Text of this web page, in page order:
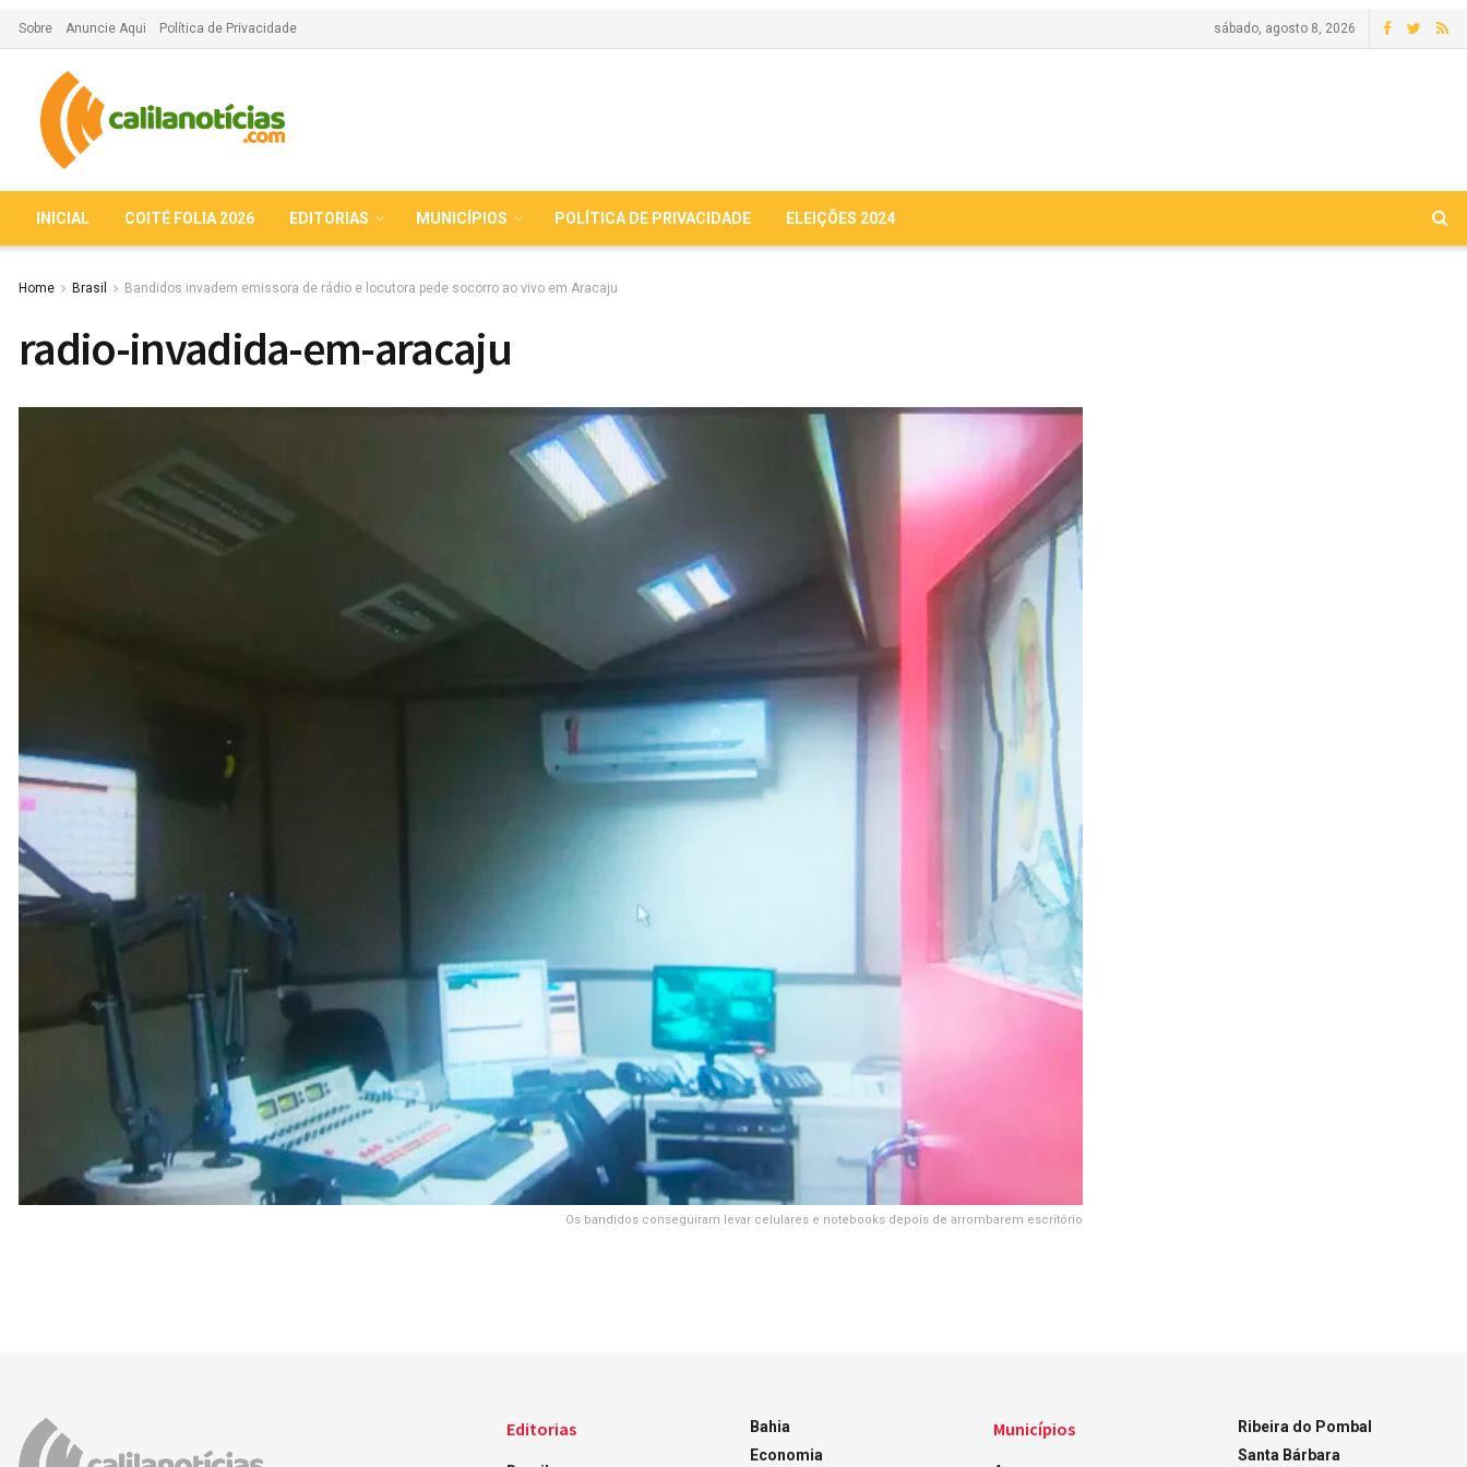
Sobre Anuncie Aqui Política de Privacidade sábado, agosto 8, 2026
INICIAL COITÉ FOLIA 2026 EDITORIAS MUNICÍPIOS POLÍTICA DE PRIVACIDADE ELEIÇÕES 2024
Home Brasil Bandidos invadem emissora de rádio e locutora pede socorro ao vivo em Aracaju
radio-invadida-em-aracaju
Os bandidos conseguiram levar celulares e notebooks depois de arrombarem escritório
Editorias
Bahia
Economia
Municípios
Ribeira do Pombal
Santa Bárbara